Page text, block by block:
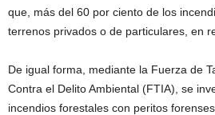
que, más del 60 por ciento de los
terrenos privados o de particulares, en
De igual forma, mediante la Fuerza de
Contra el Delito Ambiental (FTIA), se
incendios forestales con peritos